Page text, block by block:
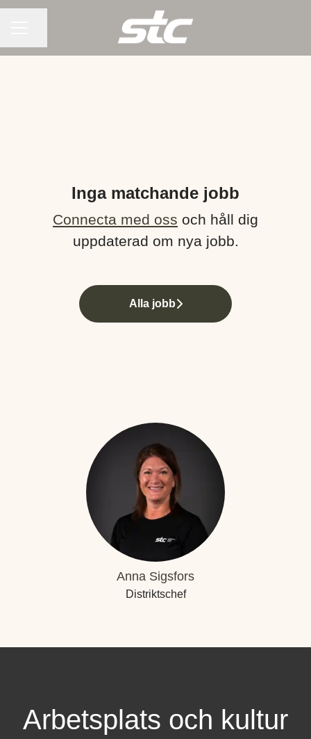
Inga matchande jobb
Connecta med oss och håll dig
uppdaterad om nya jobb.
Alla jobb
Anna Sigsfors
Distriktschef
Arbetsplats och kultur